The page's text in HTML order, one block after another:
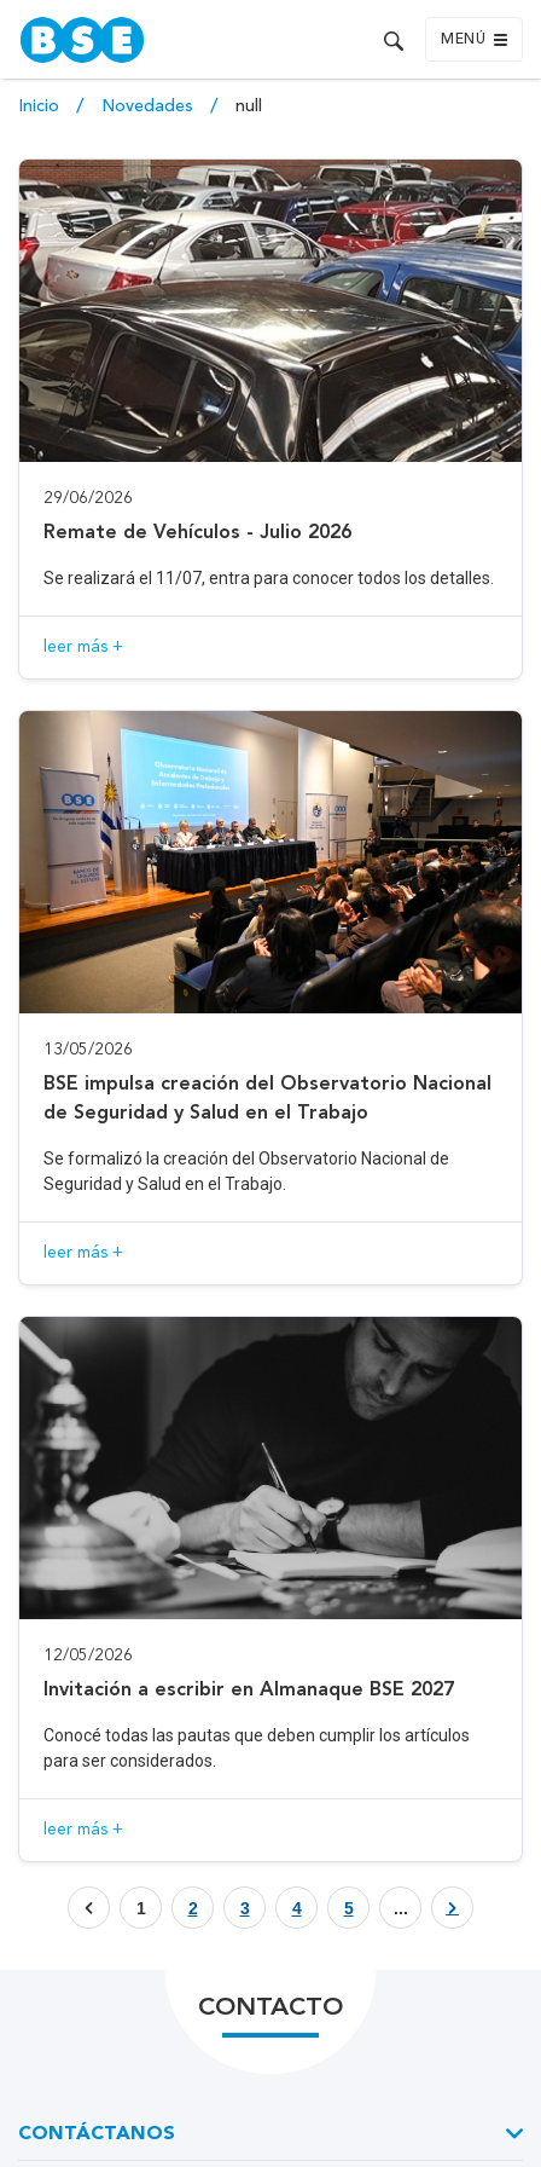
MENÚ
Inicio Novedades null
29/06/2026
Remate de Vehículos - Julio 2026
Se realizará el 11/07, entra para conocer todos los detalles.
leer más +
13/05/2026
BSE impulsa creación del Observatorio Nacional
de Seguridad y Salud en el Trabajo
Se formalizó la creación del Observatorio Nacional de
Seguridad y Salud en el Trabajo.
leer más +
12/05/2026
Invitación a escribir en Almanaque BSE 2027
Conocé todas las pautas que deben cumplir los artículos
para ser considerados.
leer más +
1 2 3 4 5 ...
CONTACTO
CONTÁCTANOS